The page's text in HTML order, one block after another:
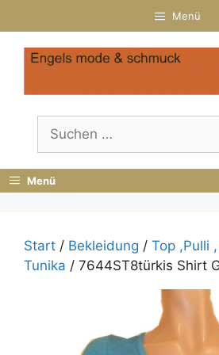
Inhalt
springen
Menü
nach:
Menü
Start / Bekleidung / Top ,Pulli
Tunika / 7644ST8türkis Shirt